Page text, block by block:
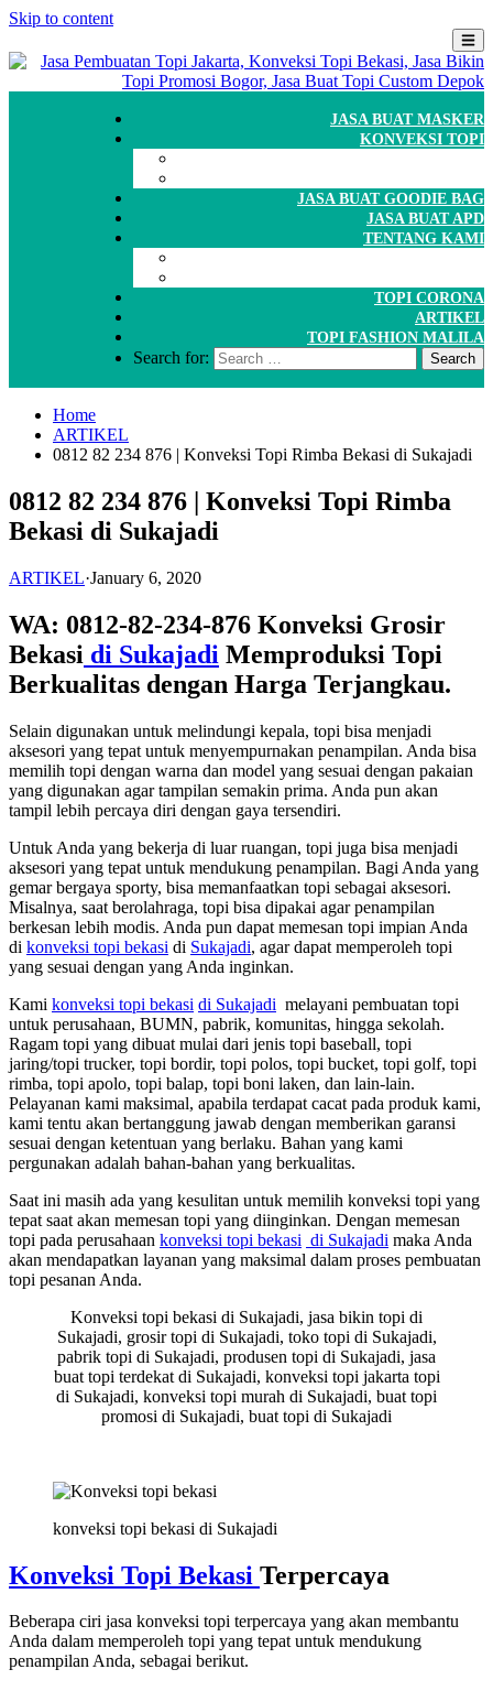
Skip to content
JASA BUAT MASKER
KONVEKSI TOPI
JASA BUAT GOODIE BAG
JASA BUAT APD
TENTANG KAMI
TOPI CORONA
ARTIKEL
TOPI FASHION MALILA
Search for:
Home
ARTIKEL
0812 82 234 876 | Konveksi Topi Rimba Bekasi di Sukajadi
0812 82 234 876 | Konveksi Topi Rimba
Bekasi di Sukajadi
ARTIKEL·January 6, 2020
WA: 0812-82-234-876 Konveksi Grosir
Bekasi di Sukajadi Memproduksi Topi
Berkualitas dengan Harga Terjangkau.
Selain digunakan untuk melindungi kepala, topi bisa menjadi
aksesori yang tepat untuk menyempurnakan penampilan. Anda bisa
memilih topi dengan warna dan model yang sesuai dengan pakaian
yang digunakan agar tampilan semakin prima. Anda pun akan
tampil lebih percaya diri dengan gaya tersendiri.
Untuk Anda yang bekerja di luar ruangan, topi juga bisa menjadi
aksesori yang tepat untuk mendukung penampilan. Bagi Anda yang
gemar bergaya sporty, bisa memanfaatkan topi sebagai aksesori.
Misalnya, saat berolahraga, topi bisa dipakai agar penampilan
berkesan lebih modis. Anda pun dapat memesan topi impian Anda
di konveksi topi bekasi di Sukajadi, agar dapat memperoleh topi
yang sesuai dengan yang Anda inginkan.
Kami konveksi topi bekasi di Sukajadi melayani pembuatan topi
untuk perusahaan, BUMN, pabrik, komunitas, hingga sekolah.
Ragam topi yang dibuat mulai dari jenis topi baseball, topi
jaring/topi trucker, topi bordir, topi polos, topi bucket, topi golf, topi
rimba, topi apolo, topi balap, topi boni laken, dan lain-lain.
Pelayanan kami maksimal, apabila terdapat cacat pada produk kami,
kami tentu akan bertanggung jawab dengan memberikan garansi
sesuai dengan ketentuan yang berlaku. Bahan yang kami
pergunakan adalah bahan-bahan yang berkualitas.
Saat ini masih ada yang kesulitan untuk memilih konveksi topi yang
tepat saat akan memesan topi yang diinginkan. Dengan memesan
topi pada perusahaan konveksi topi bekasi di Sukajadi maka Anda
akan mendapatkan layanan yang maksimal dalam proses pembuatan
topi pesanan Anda.
Konveksi topi bekasi di Sukajadi, jasa bikin topi di
Sukajadi, grosir topi di Sukajadi, toko topi di Sukajadi,
pabrik topi di Sukajadi, produsen topi di Sukajadi, jasa
buat topi terdekat di Sukajadi, konveksi topi jakarta topi
di Sukajadi, konveksi topi murah di Sukajadi, buat topi
promosi di Sukajadi, buat topi di Sukajadi
konveksi topi bekasi di Sukajadi
Konveksi Topi Bekasi Terpercaya
Beberapa ciri jasa konveksi topi terpercaya yang akan membantu
Anda dalam memperoleh topi yang tepat untuk mendukung
penampilan Anda, sebagai berikut.